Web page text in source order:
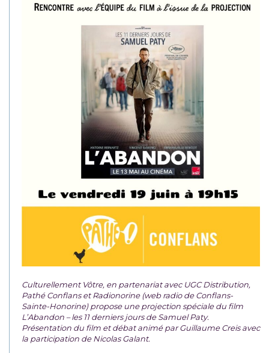
Culturellement Vôtre, en partenariat avec UGC Distribution,
Pathé Conflans et Radionorine (web radio de Conflans-
Sainte-Honorine) propose une projection spéciale du film
L’Abandon – les 11 derniers jours de Samuel Paty.
Présentation du film et débat animé par Guillaume Creis avec
la participation de Nicolas Galant.